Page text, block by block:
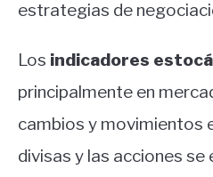
estrategias de
Los indicadores
principalmente en
cambios y movimientos
divisas y las acciones